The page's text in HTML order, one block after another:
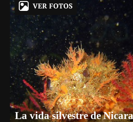
La vida silvestre de